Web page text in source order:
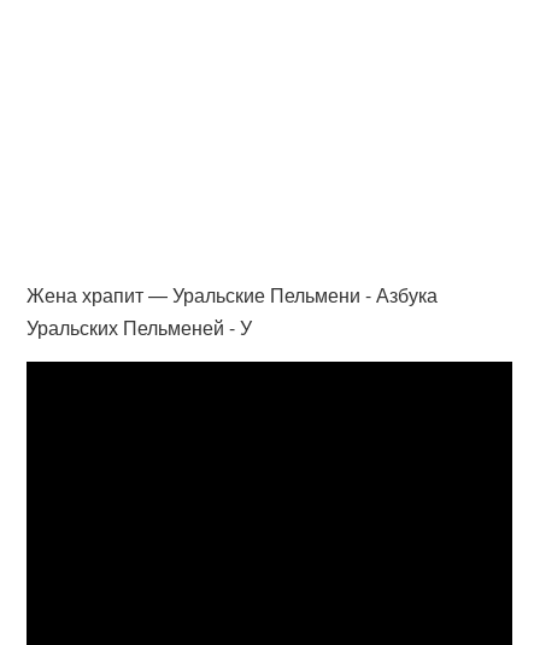
Жена храпит — Уральские Пельмени - Азбука
Уральских Пельменей - У